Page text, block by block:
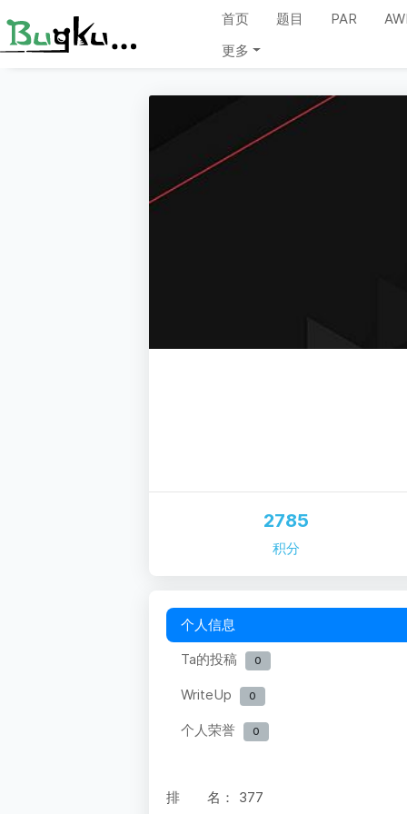
首页 题目 PAR
更多
2785
积分
个人信息
Ta的投稿
0
WriteUp 0
个人荣誉 0
排 名： 377